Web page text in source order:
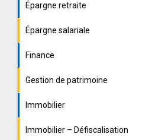
Épargne retraite
Épargne salariale
Finance
Gestion de patrimoine
Immobilier
Immobilier – Défiscalisation